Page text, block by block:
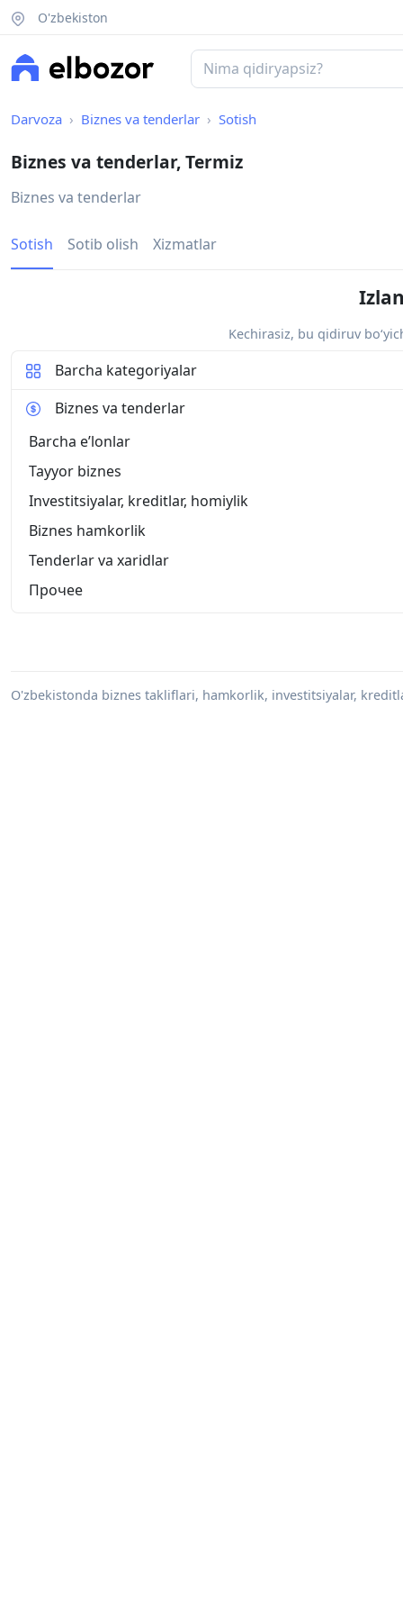
O'zbekiston
Darvoza Biznes va tenderlar Sotish
Biznes va tenderlar, Termiz
Biznes va tenderlar
Sotish Sotib olish Xizmatlar
Kechirasiz, bu qidiruv
Barcha kategoriyalar
Biznes va tenderlar
Barcha eʼlonlar
Tayyor biznes
Investitsiyalar, kreditlar, homiylik
Biznes hamkorlik
Tenderlar va xaridlar
Прочее
O'zbekistonda biznes takliflari, hamkorlik, investitsiyalar,